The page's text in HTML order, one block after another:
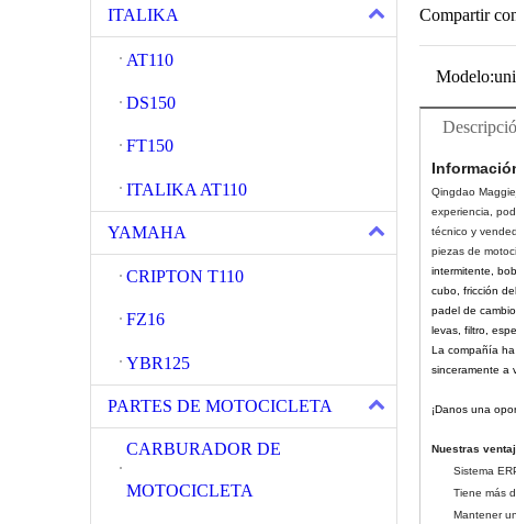
ITALIKA
AT110
DS150
FT150
ITALIKA AT110
YAMAHA
CRIPTON T110
FZ16
YBR125
PARTES DE MOTOCICLETA
CARBURADOR DE
MOTOCICLETA
Compartir
Modelo:
Qingdao
experiencia,
técnico y
piezas de
intermitente,
cubo, fricción
padel de
levas, filtro,
La compañía
sinceramente a
¡Danos una
Nuestras
Sistema
Tiene más
Mantener